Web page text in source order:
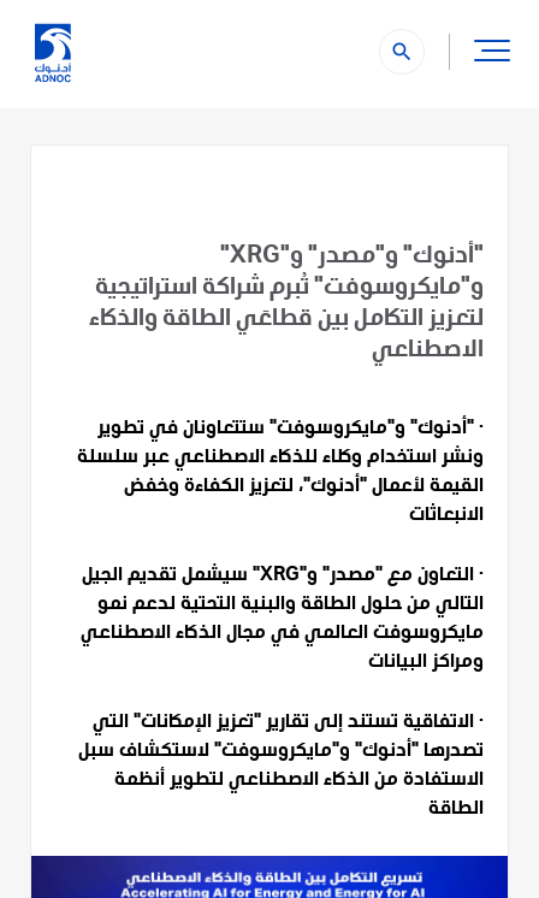
search
"أدنوك" و"مصدر" و"XRG"
و"مايكروسوفت" تُبرم شراكة استراتيجية
لتعزيز التكامل بين قطاعَي الطاقة والذكاء
الاصطناعي
· "أدنوك" و"مايكروسوفت" ستتعاونان في تطوير
ونشر استخدام وكلاء للذكاء الاصطناعي عبر سلسلة
القيمة لأعمال "أدنوك"، لتعزيز الكفاءة وخفض
الانبعاثات
· التعاون مع "مصدر" و"XRG" سيشمل تقديم الجيل
التالي من حلول الطاقة والبنية التحتية لدعم نمو
مايكروسوفت العالمي في مجال الذكاء الاصطناعي
ومراكز البيانات
· الاتفاقية تستند إلى تقارير "تعزيز الإمكانات" التي
تصدرها "أدنوك" و"مايكروسوفت" لاستكشاف سبل
الاستفادة من الذكاء الاصطناعي لتطوير أنظمة
الطاقة